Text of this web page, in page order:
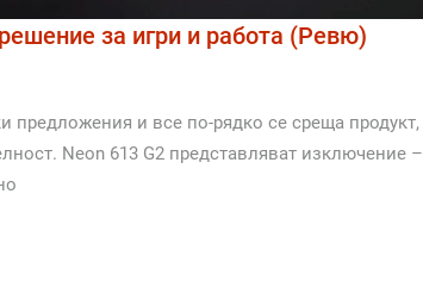
за игри и работа (Ревю)
предложения и все по-рядко се среща продукт,
Neon 613 G2 представляват изключение –